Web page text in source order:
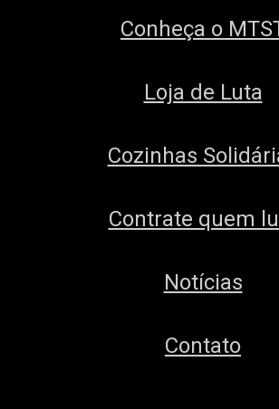
Conheça o
Loja de Luta
Cozinhas
Contrate quem
Notícias
Contato